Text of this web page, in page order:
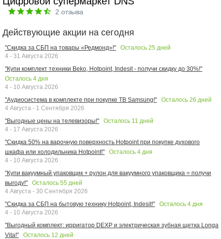
2 отзыва
Действующие акции на сегодня
"Скидка за СБП на товары «Редмонд»!" Осталось 25 дней
4 - 31 Августа 2026
"Купи комплект техники Beko, Hotpoint, Indesit - получи скидку до 30%!"
Осталось 4 дня
4 - 10 Августа 2026
"Аудиосистема в комплекте при покупке ТВ Samsung!"
Осталось 26 дней
4 Августа - 1 Сентября 2026
"Выгодные цены на телевизоры!"
Осталось 11 дней
4 - 17 Августа 2026
"Скидка 50% на варочную поверхность Hotpoint при покупке духового
шкафа или холодильника Hotpoint!"
Осталось 4 дня
4 - 10 Августа 2026
"Купи вакуумный упаковщик + рулон для вакуумного упаковщика = получи
выгоду!"
Осталось 55 дней
4 Августа - 30 Сентября 2026
"Скидка за СБП на бытовую технику Hotpoint, Indesit!"
Осталось 4 дня
4 - 10 Августа 2026
"Выгодный комплект: ирригатор DEXP и электрическая зубная щетка Longa
Vita!"
Осталось 12 дней